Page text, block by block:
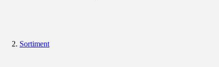
Sortiment